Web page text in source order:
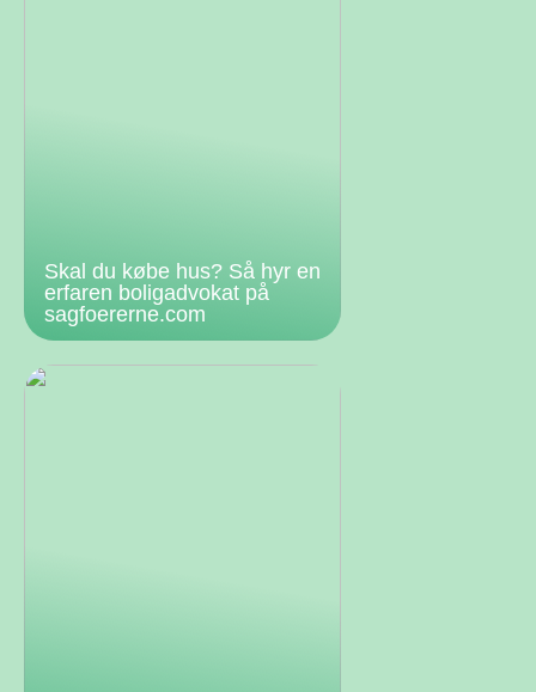
Skal du købe hus? Så hyr en
erfaren boligadvokat på
sagfoererne.com